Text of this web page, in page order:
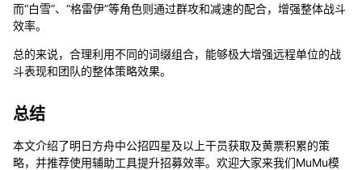
而“白雪”、“格雷伊”等角色则通过群攻和减速的配合，增强整体战斗
效率。
总的来说，合理利用不同的词缀组合，能够极大增强远程单位的战
斗表现和团队的整体策略效果。
总结
本文介绍了明日方舟中公招四星及以上干员获取及黄票积累的策
略，并推荐使用辅助工具提升招募效率。欢迎大家来我们MuMu模